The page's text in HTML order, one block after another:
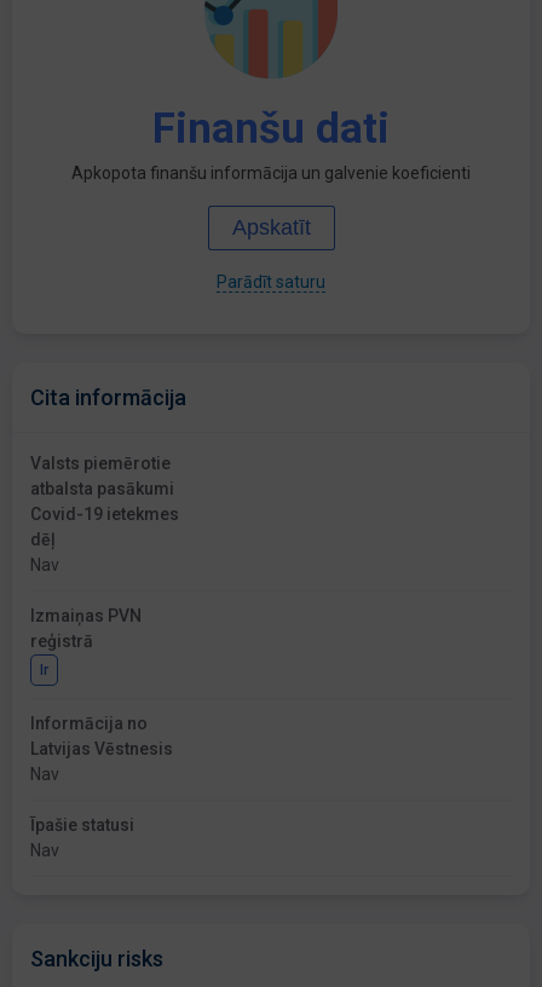
Finanšu dati
Apkopota finanšu informācija un galvenie koeficienti
Apskatīt
Parādīt saturu
Cita informācija
Valsts piemērotie
atbalsta pasākumi
Covid-19 ietekmes
dēļ
Nav
Izmaiņas PVN
reģistrā
Ir
Informācija no
Latvijas Vēstnesis
Nav
Īpašie statusi
Nav
Sankciju risks